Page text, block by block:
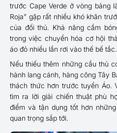
trước Cape Verde ở vòng bảng
Roja” gặp rất nhiều khó khăn
của đối thủ. Khả năng cầm
trong việc chuyển hóa cơ hội
áo đỏ nhiều lần rơi vào thế bế tắc.
Nếu thiếu thêm những cầu thủ
hành lang cánh, hàng công Tây
thách thức hơn trước tuyển Áo.
tìm ra lời giải chiến thuật phù
điểm và tận dụng tốt hơn
quan trọng sắp tới.